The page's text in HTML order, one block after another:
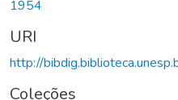
1954
URI
http://
Coleções